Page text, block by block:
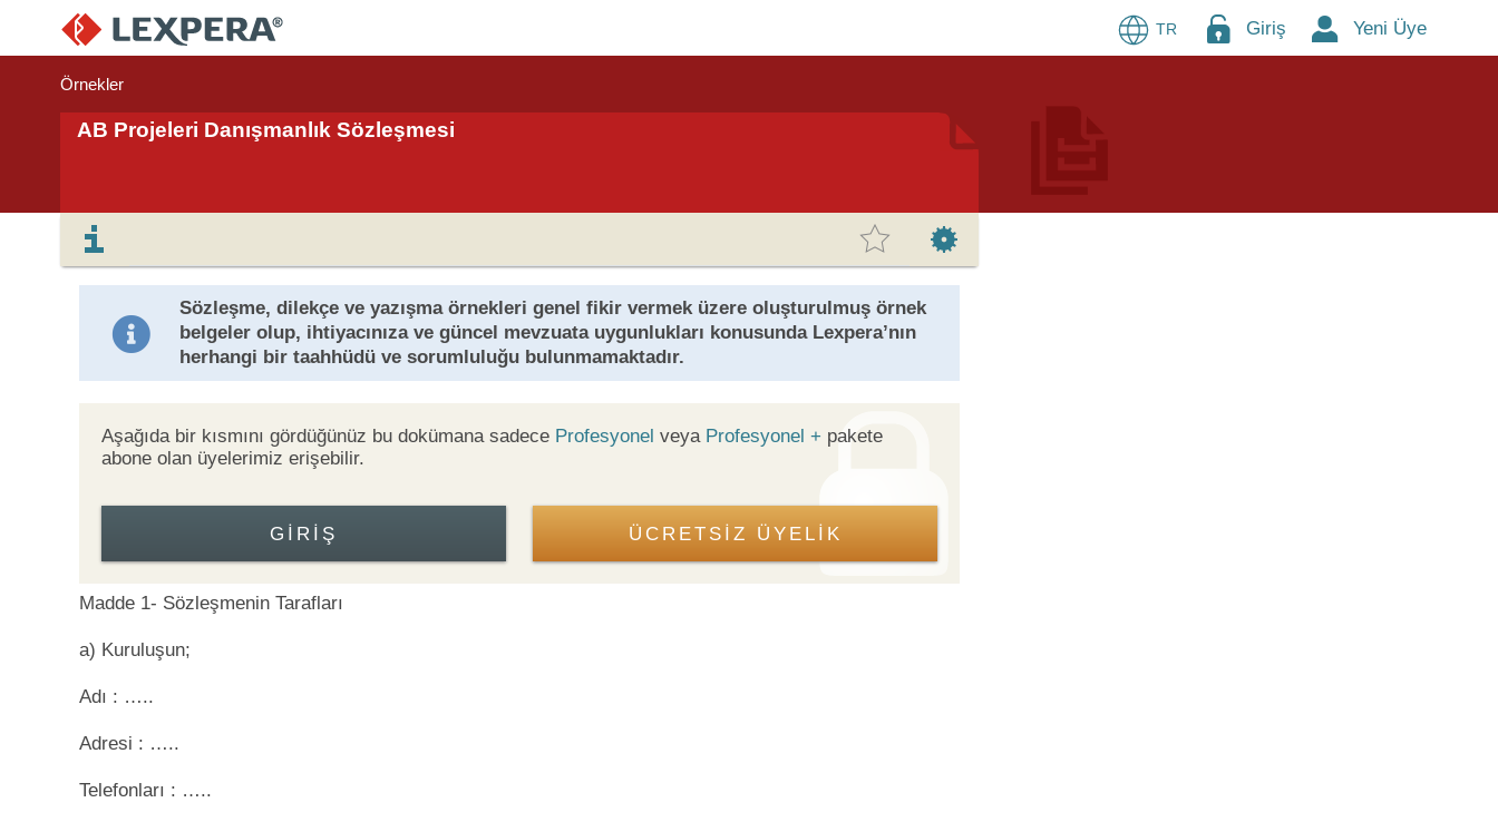
TR Giriş Yeni Üye
Örnekler
AB Projeleri Danışmanlık Sözleşmesi
Sözleşme, dilekçe ve yazışma örnekleri genel fikir vermek üzere oluşturulmuş örnek
belgeler olup, ihtiyacınıza ve güncel mevzuata uygunlukları konusunda Lexpera’nın
herhangi bir taahhüdü ve sorumluluğu bulunmamaktadır.
Aşağıda bir kısmını gördüğünüz bu dokümana sadece Profesyonel veya Profesyonel + pakete
abone olan üyelerimiz erişebilir.
GIRIŞ ÜCRETSİZ ÜYELİK
Madde 1- Sözleşmenin Tarafları
a) Kuruluşun;
Adı : …..
Adresi : …..
Telefonları : …..